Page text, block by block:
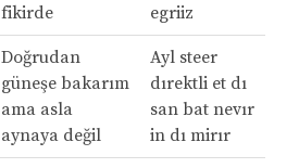
fikirde
egriiz
Doğrudan
güneşe bakarım
ama asla
aynaya değil
Ayl steer
dırektli et dı
san bat nevır
in dı mirır